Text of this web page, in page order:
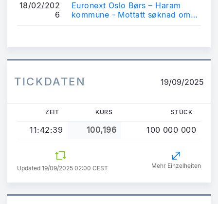
18/02/202
6
Euronext Oslo Børs – Haram
kommune - Mottatt søknad om
TICKDATEN 19/09/2025
ZEIT KURS STÜCK
11:42:39 100,196 100 000 000
Updated 19/09/2025 02:00 CEST Mehr Einzelheiten